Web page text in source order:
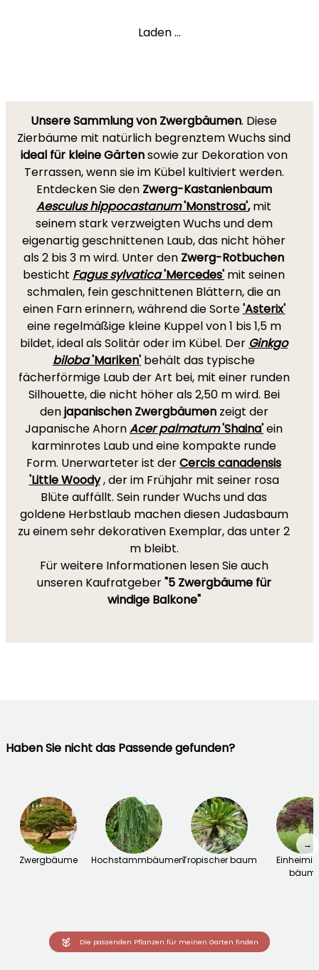
Laden ...
Unsere Sammlung von Zwergbäumen. Diese
Zierbäume mit natürlich begrenztem Wuchs sind
ideal für kleine Gärtensowie zur Dekoration von
Terrassen, wenn sie im Kübel kultiviert werden.
Entdecken Sie den Zwerg-Kastanienbaum
Aesculus hippocastanum'Monstrosa',mit
seinem stark verzweigten Wuchs und dem
eigenartig geschnittenen Laub, das nicht höher
als 2 bis 3 m wird. Unter den Zwerg-Rotbuchen
besticht Fagus sylvatica'Mercedes' mit seinen
schmalen, fein geschnittenen Blättern, die an
einen Farn erinnern, während die Sorte'Asterix'
eine regelmäßige kleine Kuppel von 1 bis 1,5 m
bildet, ideal als Solitär oder im Kübel. Der Ginkgo
biloba'Mariken' behält das typische
fächerförmige Laub der Art bei, mit einer runden
Silhouette, die nicht höher als 2,50 m wird. Bei
denjapanischen Zwergbäumenzeigt der
Japanische AhornAcer palmatum'Shaina'ein
karminrotes Laub und eine kompakte runde
Form. Unerwarteter ist derCercis canadensis
'Little Woody, der im Frühjahr mit seiner rosa
Blüte auffällt. Sein runder Wuchs und das
goldene Herbstlaub machen diesen Judasbaum
zu einem sehr dekorativen Exemplar, das unter 2
m bleibt.
Für weitere Informationen lesen Sie auch
unseren Kaufratgeber"5 Zwergbäume für
windige Balkone"
Haben Sie nicht das Passende gefunden?
Zwergbäume HochstammbäumenTropischer baum
→
Die passenden Pflanzen für meinen Garten finden